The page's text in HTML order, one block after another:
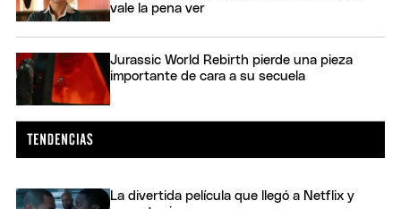
vale la pena ver
Jurassic World Rebirth pierde una pieza
importante de cara a su secuela
La divertida película que llegó a Netflix y